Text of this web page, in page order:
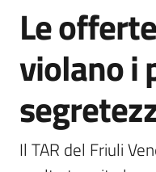
archivistico
Archivio
storico
Conservazione
Salta al contenuto
Le
violano i
Il TAR del Friuli